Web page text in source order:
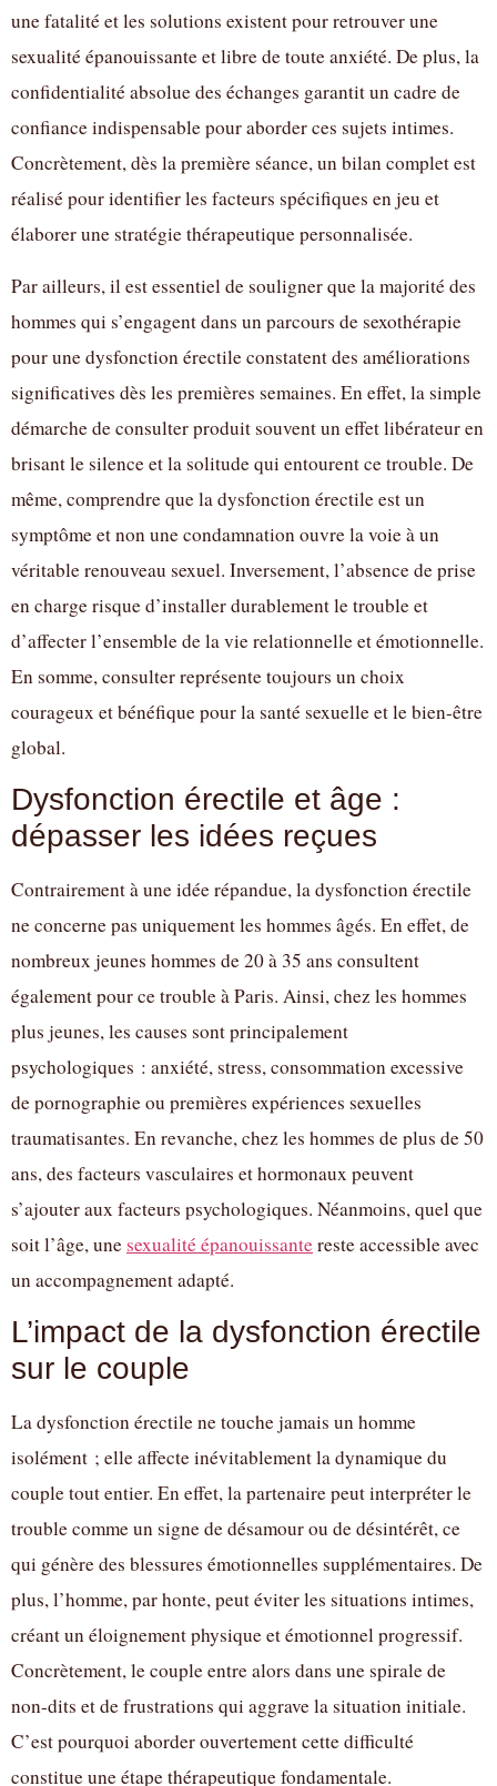
une fatalité et les solutions existent pour retrouver une
sexualité épanouissante et libre de toute anxiété. De plus, la
confidentialité absolue des échanges garantit un cadre de
confiance indispensable pour aborder ces sujets intimes.
Concrètement, dès la première séance, un bilan complet est
réalisé pour identifier les facteurs spécifiques en jeu et
élaborer une stratégie thérapeutique personnalisée.
Par ailleurs, il est essentiel de souligner que la majorité des
hommes qui s’engagent dans un parcours de sexothérapie
pour une dysfonction érectile constatent des améliorations
significatives dès les premières semaines. En effet, la simple
démarche de consulter produit souvent un effet libérateur en
brisant le silence et la solitude qui entourent ce trouble. De
même, comprendre que la dysfonction érectile est un
symptôme et non une condamnation ouvre la voie à un
véritable renouveau sexuel. Inversement, l’absence de prise
en charge risque d’installer durablement le trouble et
d’affecter l’ensemble de la vie relationnelle et émotionnelle.
En somme, consulter représente toujours un choix
courageux et bénéfique pour la santé sexuelle et le bien-être
global.
Dysfonction érectile et âge :
dépasser les idées reçues
Contrairement à une idée répandue, la dysfonction érectile
ne concerne pas uniquement les hommes âgés. En effet, de
nombreux jeunes hommes de 20 à 35 ans consultent
également pour ce trouble à Paris. Ainsi, chez les hommes
plus jeunes, les causes sont principalement
psychologiques : anxiété, stress, consommation excessive
de pornographie ou premières expériences sexuelles
traumatisantes. En revanche, chez les hommes de plus de 50
ans, des facteurs vasculaires et hormonaux peuvent
s’ajouter aux facteurs psychologiques. Néanmoins, quel que
soit l’âge, une sexualité épanouissantereste accessible avec
un accompagnement adapté.
L’impact de la dysfonction érectile
sur le couple
La dysfonction érectile ne touche jamais un homme
isolément ; elle affecte inévitablement la dynamique du
couple tout entier. En effet, la partenaire peut interpréter le
trouble comme un signe de désamour ou de désintérêt, ce
qui génère des blessures émotionnelles supplémentaires. De
plus, l’homme, par honte, peut éviter les situations intimes,
créant un éloignement physique et émotionnel progressif.
Concrètement, le couple entre alors dans une spirale de
non-dits et de frustrations qui aggrave la situation initiale.
C’est pourquoi aborder ouvertement cette difficulté
constitue une étape thérapeutique fondamentale.